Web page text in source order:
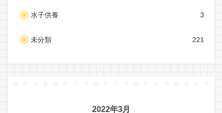
水子供養 3
未分類 221
2022年3月